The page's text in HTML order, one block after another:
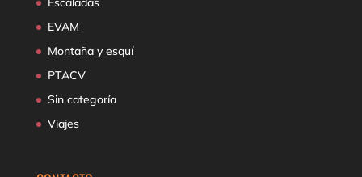
EVAM
Montaña y esquí
PTACV
Sin categoría
Viajes